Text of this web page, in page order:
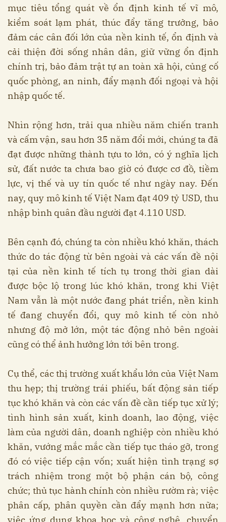
mục tiêu tổng quát về ổn định kinh tế vĩ mô,
kiểm soát lạm phát, thúc đẩy tăng trưởng, bảo
đảm các cân đối lớn của nền kinh tế, ổn định và
cải thiện đời sống nhân dân, giữ vững ổn định
chính trị, bảo đảm trật tự an toàn xã hội, củng cố
quốc phòng, an ninh, đẩy mạnh đối ngoại và hội
nhập quốc tế.
Nhìn rộng hơn, trải qua nhiều năm chiến tranh
và cấm vận, sau hơn 35 năm đổi mới, chúng ta đã
đạt được những thành tựu to lớn, có ý nghĩa lịch
sử, đất nước ta chưa bao giờ có được cơ đồ, tiềm
lực, vị thế và uy tín quốc tế như ngày nay. Đến
nay, quy mô kinh tế Việt Nam đạt 409 tỷ USD, thu
nhập bình quân đầu người đạt 4.110 USD.
Bên cạnh đó, chúng ta còn nhiều khó khăn, thách
thức do tác động từ bên ngoài và các vấn đề nội
tại của nền kinh tế tích tụ trong thời gian dài
được bộc lộ trong lúc khó khăn, trong khi Việt
Nam vẫn là một nước đang phát triển, nền kinh
tế đang chuyển đổi, quy mô kinh tế còn nhỏ
nhưng độ mở lớn, một tác động nhỏ bên ngoài
cũng có thể ảnh hưởng lớn tới bên trong.
Cụ thể, các thị trường xuất khẩu lớn của Việt Nam
thu hẹp; thị trường trái phiếu, bất động sản tiếp
tục khó khăn và còn các vấn đề cần tiếp tục xử lý;
tình hình sản xuất, kinh doanh, lao động, việc
làm của người dân, doanh nghiệp còn nhiều khó
khăn, vướng mắc mắc cần tiếp tục tháo gỡ, trong
đó có việc tiếp cận vốn; xuất hiện tình trạng sợ
trách nhiệm trong một bộ phận cán bộ, công
chức; thủ tục hành chính còn nhiều rườm rà; việc
phân cấp, phân quyền cần đẩy mạnh hơn nữa;